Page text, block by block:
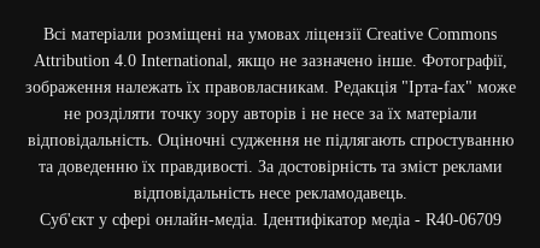
Всі матеріали розміщені на умовах ліцензії Creative Commons
Attribution 4.0 International, якщо не зазначено інше. Фотографії,
зображення належать їх правовласникам. Редакція "Ірта-fax" може
не розділяти точку зору авторів і не несе за їх матеріали
відповідальність. Оціночні судження не підлягають спростуванню
та доведенню їх правдивості. За достовірність та зміст реклами
відповідальність несе рекламодавець.
Cуб'єкт у сфері онлайн-медіа. Ідентифікатор медіа - R40-06709